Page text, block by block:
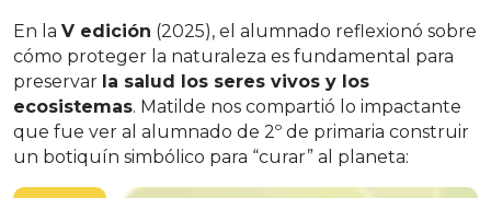
En la V edición (2025), el alumnado reflexionó sobre
cómo proteger la naturaleza es fundamental para
preservar la salud los seres vivos y los
ecosistemas. Matilde nos compartió lo impactante
que fue ver al alumnado de 2º de primaria construir
un botiquín simbólico para “curar” al planeta: